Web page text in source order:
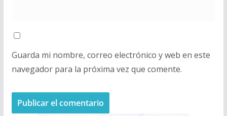
Guarda mi nombre, correo electrónico y web en este
navegador para la próxima vez que comente.